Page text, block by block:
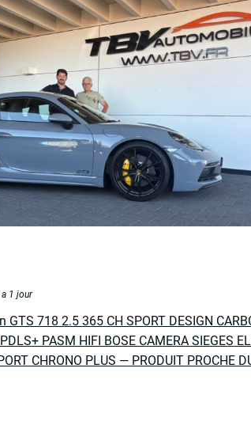
1 jour
GTS 718 2.5 365 CH SPORT DESIGN
PASM HIFI BOSE CAMERA SIEGES
CHRONO PLUS — PRODUIT PROCHE